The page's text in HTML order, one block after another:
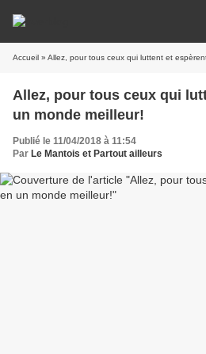
Accueil » Allez, pour tous ceux qui luttent et
Allez, pour tous ceux qui
un monde meilleur!
Publié le 11/04/2018 à 11:54
Par Le Mantois et Partout ailleurs